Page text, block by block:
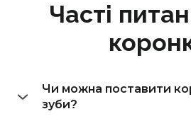
Часті
Чи можна поставити
зуби?